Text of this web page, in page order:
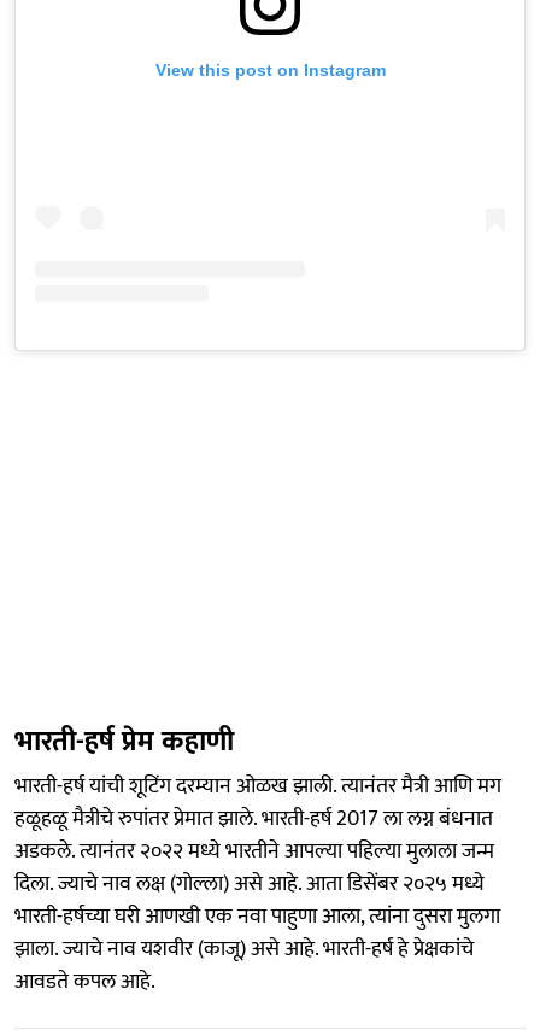
View this post on Instagram
भारती-हर्ष प्रेम कहाणी
भारती-हर्ष यांची शूटिंग दरम्यान ओळख झाली. त्यानंतर मैत्री आणि मग
हळूहळू मैत्रीचे रुपांतर प्रेमात झाले. भारती-हर्ष 2017 ला लग्न बंधनात
अडकले. त्यानंतर २०२२ मध्ये भारतीने आपल्या पहिल्या मुलाला जन्म
दिला. ज्याचे नाव लक्ष (गोल्ला) असे आहे. आता डिसेंबर २०२५ मध्ये
भारती-हर्षच्या घरी आणखी एक नवा पाहुणा आला, त्यांना दुसरा मुलगा
झाला. ज्याचे नाव यशवीर (काजू) असे आहे. भारती-हर्ष हे प्रेक्षकांचे
आवडते कपल आहे.